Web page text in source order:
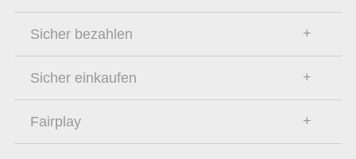
Sicher bezahlen
Sicher einkaufen
Fairplay